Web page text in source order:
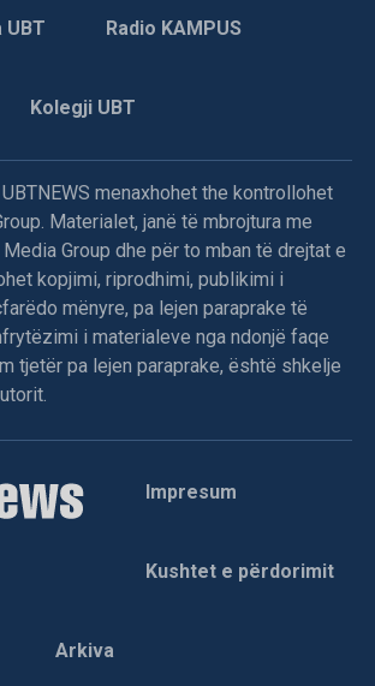
UBT Radio KAMPUS
Kolegji UBT
menaxhohet the kontrollohet
Materialet, janë të mbrojtura me
Group dhe për to mban të drejtat e
kopjimi, riprodhimi, publikimi i
mënyre, pa lejen paraprake të
i materialeve nga ndonjë faqe
tjetër pa lejen paraprake, është shkelje
Impresum
Kushtet e përdorimit
Arkiva